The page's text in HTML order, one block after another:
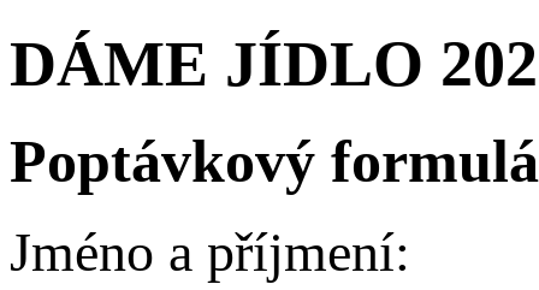
DÁME JÍDLO
Poptávkový
Jméno a příjmení: